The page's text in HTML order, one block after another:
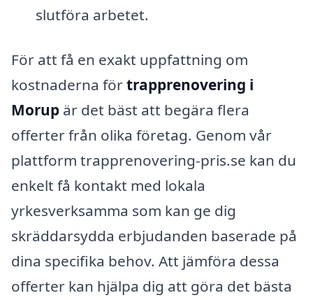
slutföra arbetet.
För att få en exakt uppfattning om
kostnaderna förtrapprenovering i
Morup är det bäst att begära flera
offerter från olika företag. Genom vår
plattform trapprenovering-pris.se kan du
enkelt få kontakt med lokala
yrkesverksamma som kan ge dig
skräddarsydda erbjudanden baserade på
dina specifika behov. Att jämföra dessa
offerter kan hjälpa dig att göra det bästa